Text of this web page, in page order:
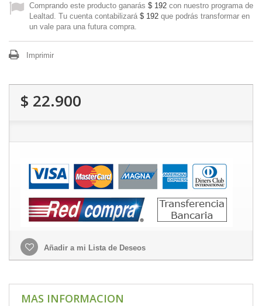
Comprando este producto ganarás $ 192 con nuestro programa de
Lealtad. Tu cuenta contabilizará $ 192 que podrás transformar en
un vale para una futura compra.
Imprimir
$ 22.900
Añadir a mi Lista de Deseos
MAS INFORMACION